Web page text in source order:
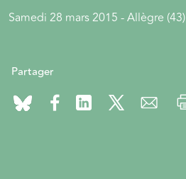
Samedi 28 mars 2015 - Allègre (43)
Partager